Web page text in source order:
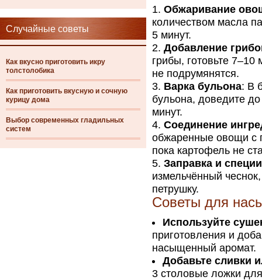
Случайные советы
Как вкусно приготовить икру
толстолобика
Как приготовить вкусную и сочную
курицу дома
Выбор современных гладильных
систем
Обжаривание
количеством масла
5 минут.
Добавление
грибы, готовьте
не подрумянятся.
Варка бульона: В
бульона, доведите
минут.
Соединение
обжаренные овощи с
пока картофель не
Заправка и специи
измельчённый
петрушку.
Советы для
Используйте
приготовления и
насыщенный аромат.
Добавьте сливки
3 столовые ложки